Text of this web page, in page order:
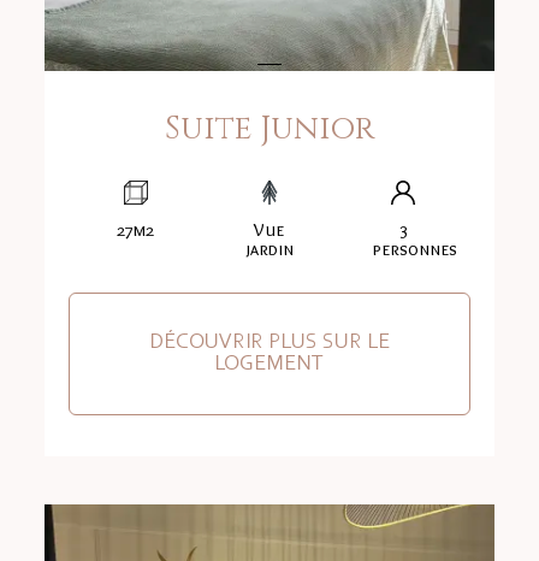
Suite Junior
27m2
Vue
jardin
3
personnes
DÉCOUVRIR PLUS SUR LE
LOGEMENT